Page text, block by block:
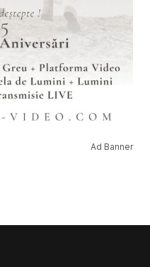
Ad Banner